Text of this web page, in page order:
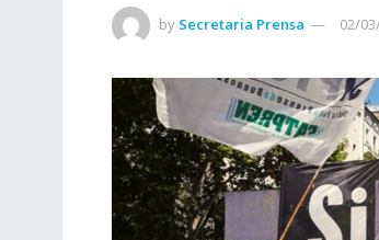
by Secretaria Prensa 02/